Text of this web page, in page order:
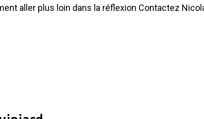
aller plus loin dans la réflexion Contactez